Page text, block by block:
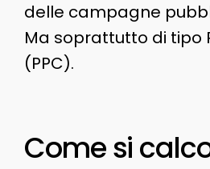
delle campagne
Ma soprattutto di tipo
(PPC).
Come si